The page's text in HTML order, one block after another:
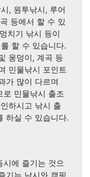
, 원투낚시, 루어
등에서 할 수 있
치기 낚시 등이
할 수 있습니다.
웅덩이, 계곡 등
민물낚시 포인트
가 많이 다르며
로 민물낚시 출조
하시고 낚시 출
하실 수 있습니다.
시에 즐기는 것으
기는 낚시와 캠핑